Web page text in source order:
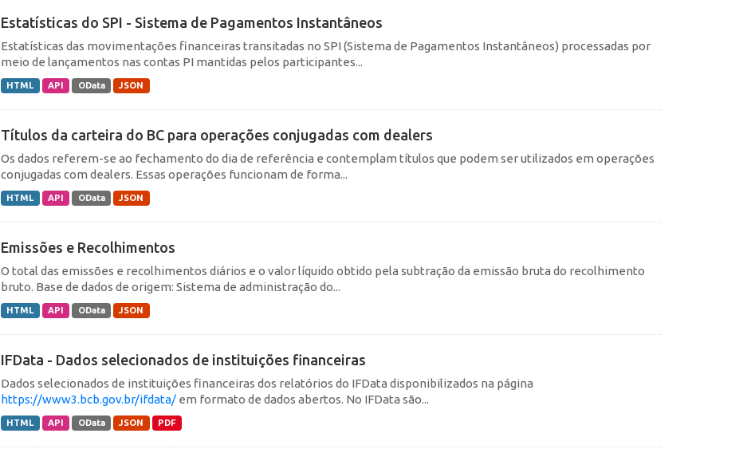
Estatísticas do SPI - Sistema de Pagamentos Instantâneos
Estatísticas das movimentações financeiras transitadas no SPI (Sistema de Pagamentos Instantâneos) processadas por
meio de lançamentos nas contas PI mantidas pelos participantes...
HTML API OData JSON
Títulos da carteira do BC para operações conjugadas com dealers
Os dados referem-se ao fechamento do dia de referência e contemplam títulos que podem ser utilizados em operações
conjugadas com dealers. Essas operações funcionam de forma...
HTML API OData JSON
Emissões e Recolhimentos
O total das emissões e recolhimentos diários e o valor líquido obtido pela subtração da emissão bruta do recolhimento
bruto. Base de dados de origem: Sistema de administração do...
HTML API OData JSON
IFData - Dados selecionados de instituições financeiras
Dados selecionados de instituições financeiras dos relatórios do IFData disponibilizados na página
https://www3.bcb.gov.br/ifdata/ em formato de dados abertos. No IFData são...
HTML API OData JSON PDF